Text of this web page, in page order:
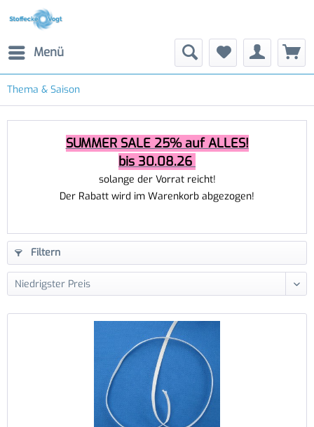
Menü
Thema & Saison
SUMMER SALE 25% auf ALLES!
bis 30.08.26
solange der Vorrat reicht!
Der Rabatt wird im Warenkorb abgezogen!
Filtern